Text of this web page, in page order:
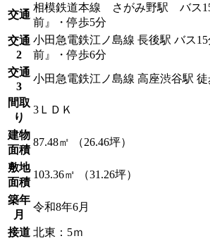
交通
相模鉄道本線 さがみ野駅 バス
前』・停歩5分
交通
2
小田急電鉄江ノ島線 長後駅 バス
前』・停歩6分
交通
3
小田急電鉄江ノ島線 高座渋谷駅 徒
間取
り
3ＬＤＫ
建物
面積
87.48㎡ （26.46坪）
敷地
面積
103.36㎡ （31.26坪）
築年
月
令和8年6月
接道 北東：5ｍ